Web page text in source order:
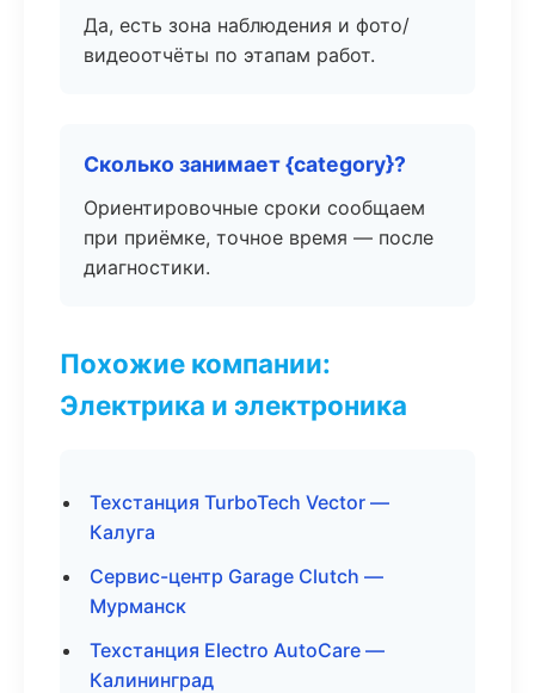
Да, есть зона наблюдения и фото/
видеоотчёты по этапам работ.
Сколько занимает {category}?
Ориентировочные сроки сообщаем
при приёмке, точное время — после
диагностики.
Похожие компании:
Электрика и электроника
Техстанция TurboTech Vector —
Калуга
Сервис-центр Garage Clutch —
Мурманск
Техстанция Electro AutoCare —
Калининград